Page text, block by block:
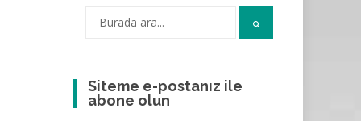
Siteme e-postanız ile
abone olun